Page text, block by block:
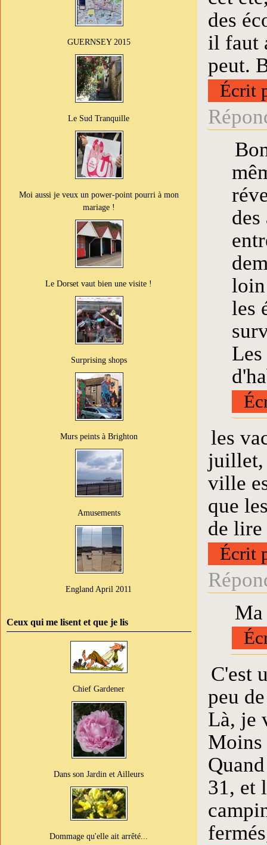
GUERNSEY 2015
Le Sud Tranquille
Moi aussi je veux un power-point pourri à mon
mariage !
Le Dorset vaut bien une visite !
Surprising shops
Murs peints à Brighton
Amusements
England April 2011
Ceux qui me lisent et que je lis
Chief Gardener
Dans son Jardin et Ailleurs
Dommage qu'elle ait arrêté...
des
il faut
peut.
Écrit
loin
les
les
juillet,
ville
que
de lire
Écrit
Ma
C'est
peu
Là, je
Moins
31, et